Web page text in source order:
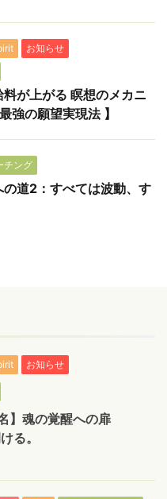
お知らせ
料が上がる 瞑想のメカニ
最強の願望実現法 】
チング
の道2：すべては波動、す
お知らせ
】魂の覚醒への扉
る。